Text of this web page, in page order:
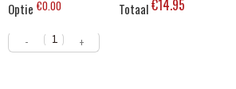
Optie €0.00 Totaal€14.95
- +